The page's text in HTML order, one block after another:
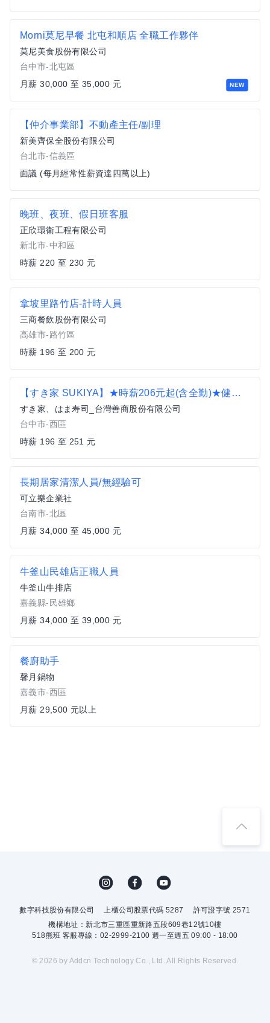
NEW
Morni莫尼早餐 北屯和順店 全職工作夥伴
莫尼美食股份有限公司
台中市-北屯區
月薪 30,000 至 35,000 元
【仲介事業部】不動產主任/副理
新美齊保全股份有限公司
台北市-信義區
面議 (每月經常性薪資達四萬以上)
晚班、夜班、假日班客服
正欣環衛工程有限公司
新北市-中和區
時薪 220 至 230 元
拿坡里路竹店-計時人員
三商餐飲股份有限公司
高雄市-路竹區
時薪 196 至 200 元
【すき家 SUKIYA】★時薪206元起(含全勤)★健行博館店
すき家、はま寿司_台灣善商股份有限公司
台中市-西區
時薪 196 至 251 元
長期居家清潔人員/無經驗可
可立樂企業社
台南市-北區
月薪 34,000 至 45,000 元
牛釜山民雄店正職人員
牛釜山牛排店
嘉義縣-民雄鄉
月薪 34,000 至 39,000 元
餐廚助手
馨月鍋物
嘉義市-西區
月薪 29,500 元以上
數字科技股份有限公司 上櫃公司股票代碼 5287
許可證字號 2571
機構地址：新北市三重區重新路五段609巷12號10樓
518熊班 客服專線：02-2999-2100 週一至週五 09:00 - 18:00
© 2026 by Addcn Technology Co., Ltd. All Rights Reserved.